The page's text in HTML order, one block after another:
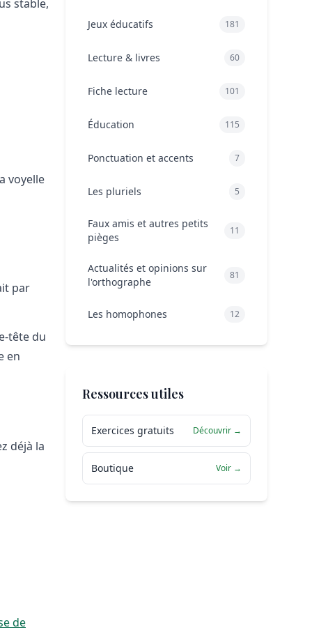
stable,
voyelle
par
tête du
en
déjà la
de
Jeux éducatifs 181
Lecture & livres 60
Fiche lecture 101
Éducation 115
Ponctuation et accents 7
Les pluriels 5
Faux amis et autres petits
pièges
11
Actualités et opinions sur
l'orthographe
81
Les homophones 12
Ressources utiles
Exercices gratuits Découvrir →
Boutique Voir →